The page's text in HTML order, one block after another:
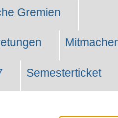
Gremien
Semesterticket